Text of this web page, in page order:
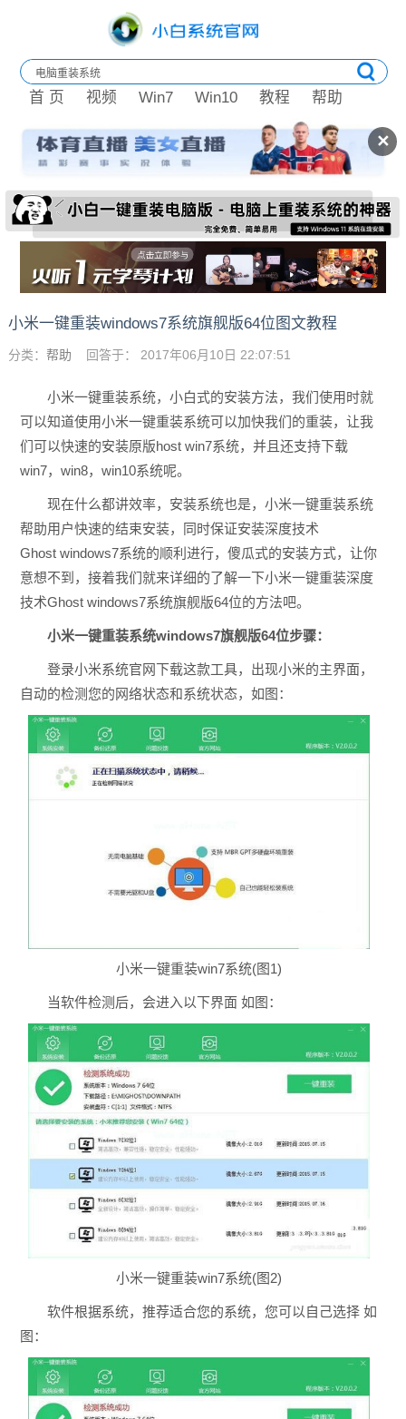
✕
首 页 视频 Win7 Win10 教程 帮助
小米一键重装windows7系统旗舰版64位图文教程
分类： 帮助 回答于： 2017年06月10日 22:07:51
小米一键重装系统，小白式的安装方法，我们使用时就
可以知道使用小米一键重装系统可以加快我们的重装，让我
们可以快速的安装原版host win7系统，并且还支持下载
win7，win8，win10系统呢。
现在什么都讲效率，安装系统也是，小米一键重装系统
帮助用户快速的结束安装，同时保证安装深度技术
Ghost windows7系统的顺利进行，傻瓜式的安装方式，让你
意想不到，接着我们就来详细的了解一下小米一键重装深度
技术Ghost windows7系统旗舰版64位的方法吧。
小米一键重装系统windows7旗舰版64位步骤：
登录小米系统官网下载这款工具，出现小米的主界面，
自动的检测您的网络状态和系统状态，如图：
小米一键重装win7系统(图1)
当软件检测后，会进入以下界面 如图：
小米一键重装win7系统(图2)
软件根据系统，推荐适合您的系统，您可以自己选择 如
图：